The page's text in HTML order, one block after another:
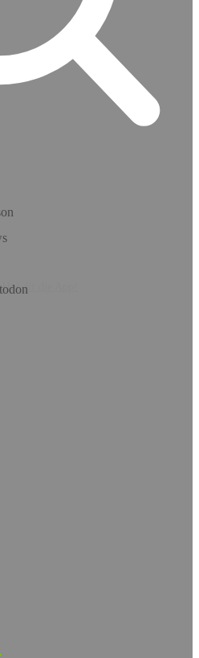
Hol dir die App!